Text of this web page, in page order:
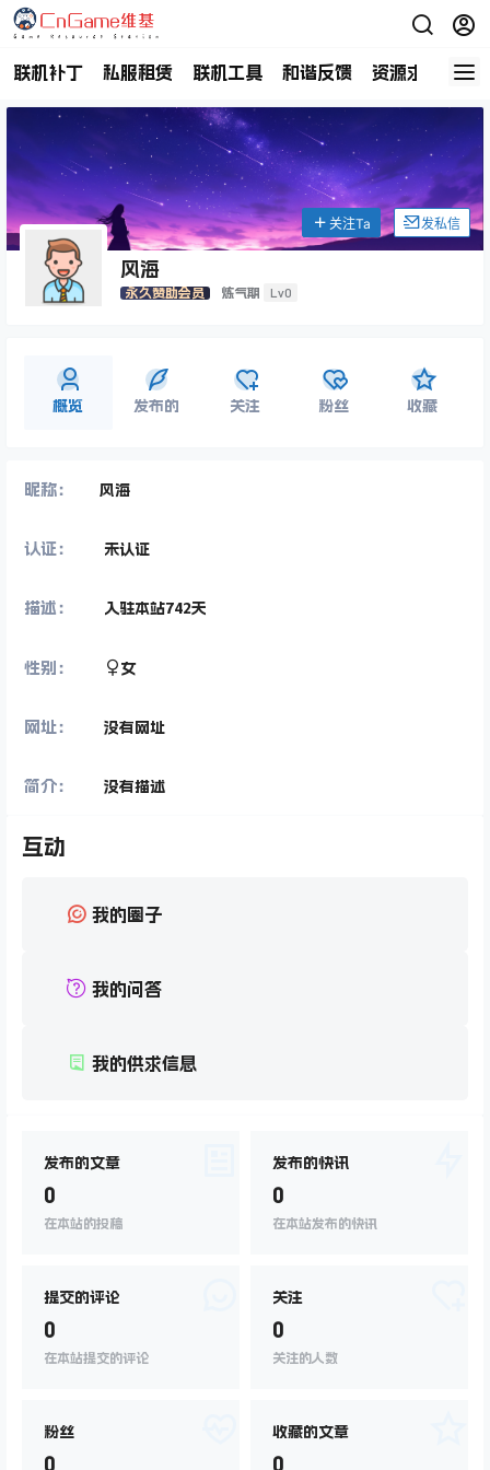
联机补丁 私服租赁 联机工具 和谐反馈 资源求助 商
风海
永久赞助会员 炼气期 Lv0
关注Ta 发私信
概览 发布的 关注 粉丝 收藏
昵称： 风海
认证： 未认证
描述： 入驻本站742天
性别： 女
网址： 没有网址
简介： 没有描述
互动
我的圈子
我的问答
我的供求信息
发布的文章
0
在本站的投稿
发布的快讯
0
在本站发布的快讯
提交的评论
0
在本站提交的评论
关注
0
关注的人数
粉丝
0
收藏的文章
0